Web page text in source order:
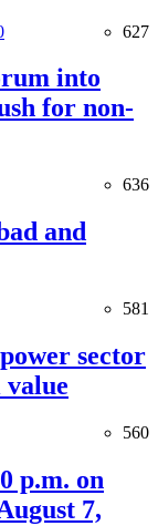
627
into
for non-
636
and
581
sector
value
560
p.m. on
7,